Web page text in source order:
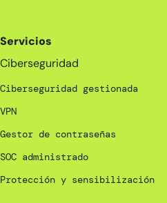
Servicios
Ciberseguridad
Ciberseguridad gestionada
VPN
Gestor de contraseñas
SOC administrado
Protección y sensibilización